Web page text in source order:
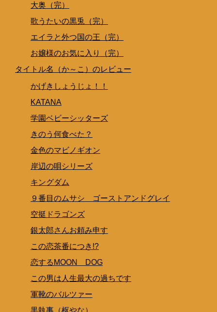
大奥（完）
歌うたいの黒兎（完）
エイラと外つ国の王（完）
お嬢様のお気に入り（完）
タイトル名（か～こ）のレビュー
かげきしょうじょ！！
KATANA
学園ベビーシッターズ
きのう何食べた？
金色のマビノギオン
岸辺の唄シリーズ
キングダム
９番目のムサシ ゴーストアンドグレイ
空挺ドラゴンズ
銀太郎さんお頼み申す
この恋茶番につき!?
恋するMOON DOG
この男は人生最大の過ちです
軍靴のバルツァー
黒執事（枢やな）